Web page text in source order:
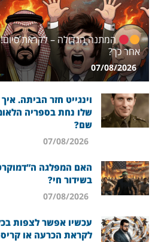
המתנה הגדולה – לקראת
אחר כך?
07/08/2026
וינגייט חזר הביתה.
שלו נחת בספריה
שם?
האם המפלגה
בשידור חי?
עכשיו אפשר לצפות
לקראת הכרעה או